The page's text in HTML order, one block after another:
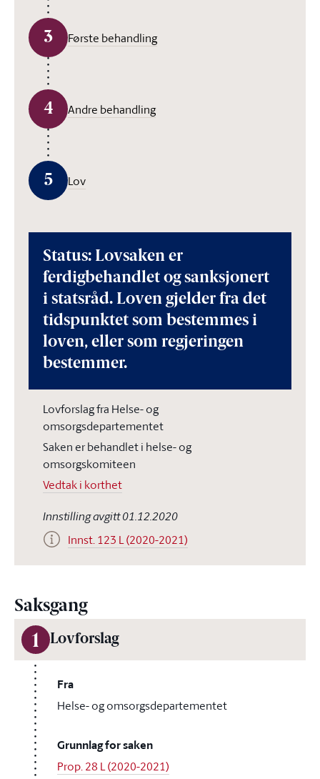
3 Første behandling
4 Andre behandling
5 Lov
Status: Lovsaken er
ferdigbehandlet og sanksjonert
i statsråd. Loven gjelder fra det
tidspunktet som bestemmes i
loven, eller som regjeringen
bestemmer.
Lovforslag fra Helse- og
omsorgsdepartementet
Saken er behandlet i helse- og
omsorgskomiteen
Vedtak i korthet
Innstilling avgitt 01.12.2020
Innst. 123 L (2020-2021)
Saksgang
1 Lovforslag
Fra
Helse- og omsorgsdepartementet
Grunnlag for saken
Prop. 28 L (2020-2021)